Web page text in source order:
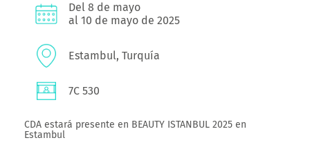
Del 8 de mayo
al 10 de mayo de 2025
Estambul, Turquía
7C 530
CDA estará presente en BEAUTY ISTANBUL 2025 en
Estambul